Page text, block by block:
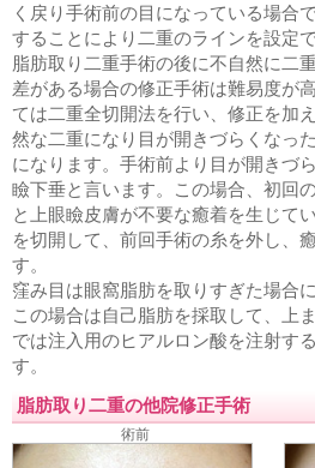
く戻り手術前の目になっている場合
することにより二重のラインを設定
脂肪取り二重手術の後に不自然に二
差がある場合の修正手術は難易度が
ては二重全切開法を行い、修正を加
然な二重になり目が開きづらくなっ
になります。手術前より目が開きづ
瞼下垂と言います。この場合、初回
と上眼瞼皮膚が不要な癒着を生じて
を切開して、前回手術の糸を外し、
す。
窪み目は眼窩脂肪を取りすぎた場合
この場合は自己脂肪を採取して、上
では注入用のヒアルロン酸を注射す
す。
脂肪取り二重の他院修正手術
術前